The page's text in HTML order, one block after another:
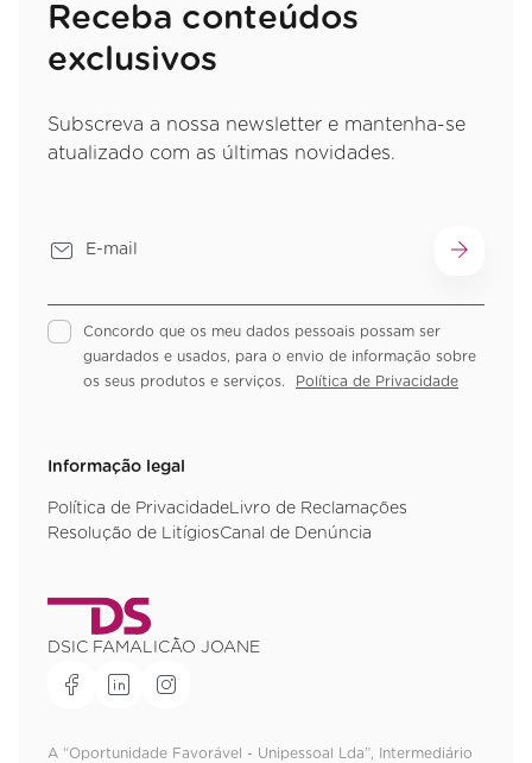
Receba conteúdos
exclusivos
Subscreva a nossa newsletter e mantenha-se
atualizado com as últimas novidades.
Concordo que os meu dados pessoais possam ser
guardados e usados, para o envio de informação sobre
os seus produtos e serviços.
Política de Privacidade
Informação legal
Política de Privacidade Livro de Reclamações
Resolução de LitígiosCanal de Denúncia
DSIC FAMALICÃO JOANE
A “Oportunidade Favorável - Unipessoal Lda”, Intermediário